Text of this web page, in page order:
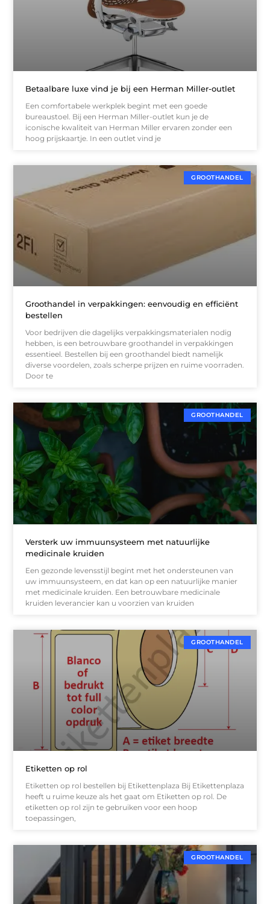
Betaalbare luxe vind je bij een Herman Miller-outlet
Een comfortabele werkplek begint met een goede
bureaustoel. Bij een Herman Miller-outlet kun je de
iconische kwaliteit van Herman Miller ervaren zonder een
hoog prijskaartje. In een outlet vind je
GROOTHANDEL
Groothandel in verpakkingen: eenvoudig en efficiënt
bestellen
Voor bedrijven die dagelijks verpakkingsmaterialen nodig
hebben, is een betrouwbare groothandel in verpakkingen
essentieel. Bestellen bij een groothandel biedt namelijk
diverse voordelen, zoals scherpe prijzen en ruime voorraden.
Door te
GROOTHANDEL
Versterk uw immuunsysteem met natuurlijke
medicinale kruiden
Een gezonde levensstijl begint met het ondersteunen van
uw immuunsysteem, en dat kan op een natuurlijke manier
met medicinale kruiden. Een betrouwbare medicinale
kruiden leverancier kan u voorzien van kruiden
GROOTHANDEL
Etiketten op rol
Etiketten op rol bestellen bij Etikettenplaza Bij Etikettenplaza
heeft u ruime keuze als het gaat om Etiketten op rol. De
etiketten op rol zijn te gebruiken voor een hoop
toepassingen,
GROOTHANDEL